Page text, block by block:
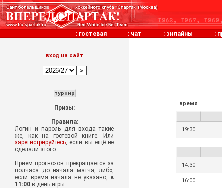
: гостевая : чат : онлайны :
вход на сайт
турнир
Призы:
Правила:
Логин и пароль для входа такие
же, как на гостевой книге. Или
зарегистрируйтесь, если вы ещё не
сделали этого.
Прием прогнозов прекращается за
полчаса до начала матча, либо,
если время начала не указано, в
11:00 в день игры.
время
19:30
14:30
16:00